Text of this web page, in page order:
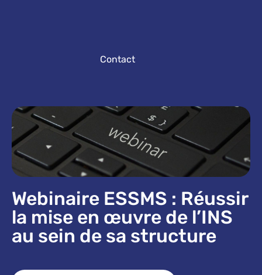
Contact
Webinaire ESSMS : Réussir
la mise en œuvre de l’INS
au sein de sa structure